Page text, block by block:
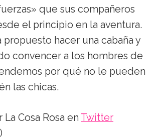
que sus compañeros
el principio en la aventura.
propuesto hacer una cabaña y
convencer a los hombres de
por qué no le pueden
las chicas.
Cosa Rosa en Twitter